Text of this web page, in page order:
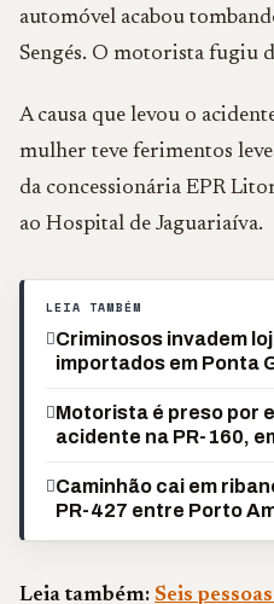
automóvel acabou
Sengés. O motorista fugiu
A causa que levou o
mulher teve ferimentos
da concessionária EPR
ao Hospital de Jaguariaíva.
LEIA TAMBÉM
Criminosos invadem
importados em Ponta
Motorista é preso por
acidente na PR-160,
Caminhão cai em
PR-427 entre Porto
Leia também: Seis